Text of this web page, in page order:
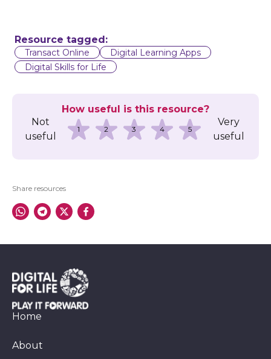
Resource tagged:
Transact Online
Digital Learning Apps
Digital Skills for Life
How useful is this resource?
Not
useful
1 2 3 4 5
Very
useful
Share resources
Home
About